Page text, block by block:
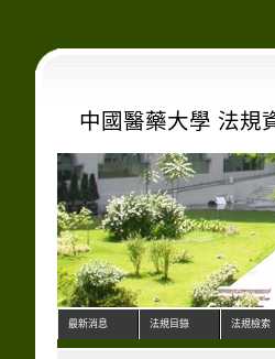
中國醫藥大學 法規
最新消息 法規目錄 法規檢索